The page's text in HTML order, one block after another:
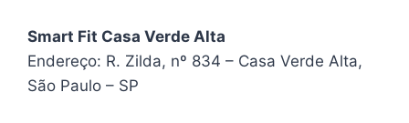
Smart Fit Casa Verde Alta
Endereço: R. Zilda, nº 834 – Casa Verde Alta,
São Paulo – SP